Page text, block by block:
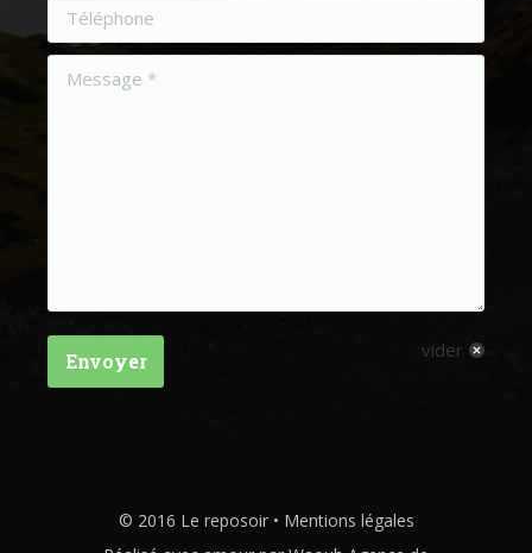
Envoyer vider
© 2016 Le reposoir • Mentions légales